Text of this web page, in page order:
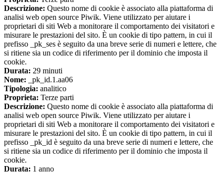
Descrizione: Questo nome di cookie è associato alla piattaforma di
analisi web open source Piwik. Viene utilizzato per aiutare i
proprietari di siti Web a monitorare il comportamento dei visitatori e
misurare le prestazioni del sito. È un cookie di tipo pattern, in cui il
prefisso _pk_ses è seguito da una breve serie di numeri e lettere, che
si ritiene sia un codice di riferimento per il dominio che imposta il
cookie.
Durata: 29 minuti
Nome: _pk_id.1.aa06
Tipologia: analitico
Proprieta: Terze parti
Descrizione: Questo nome di cookie è associato alla piattaforma di
analisi web open source Piwik. Viene utilizzato per aiutare i
proprietari di siti Web a monitorare il comportamento dei visitatori e
misurare le prestazioni del sito. È un cookie di tipo pattern, in cui il
prefisso _pk_id è seguito da una breve serie di numeri e lettere, che
si ritiene sia un codice di riferimento per il dominio che imposta il
cookie.
Durata: 1 anno